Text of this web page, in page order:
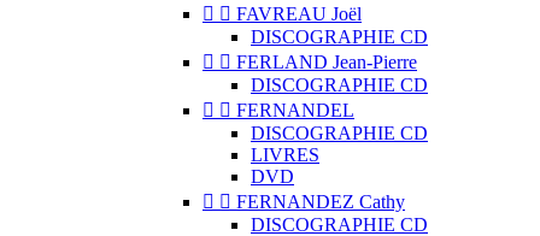
  FAVREAU Joël
DISCOGRAPHIE CD
  FERLAND Jean-Pierre
DISCOGRAPHIE CD
  FERNANDEL
DISCOGRAPHIE CD
LIVRES
DVD
  FERNANDEZ Cathy
DISCOGRAPHIE CD